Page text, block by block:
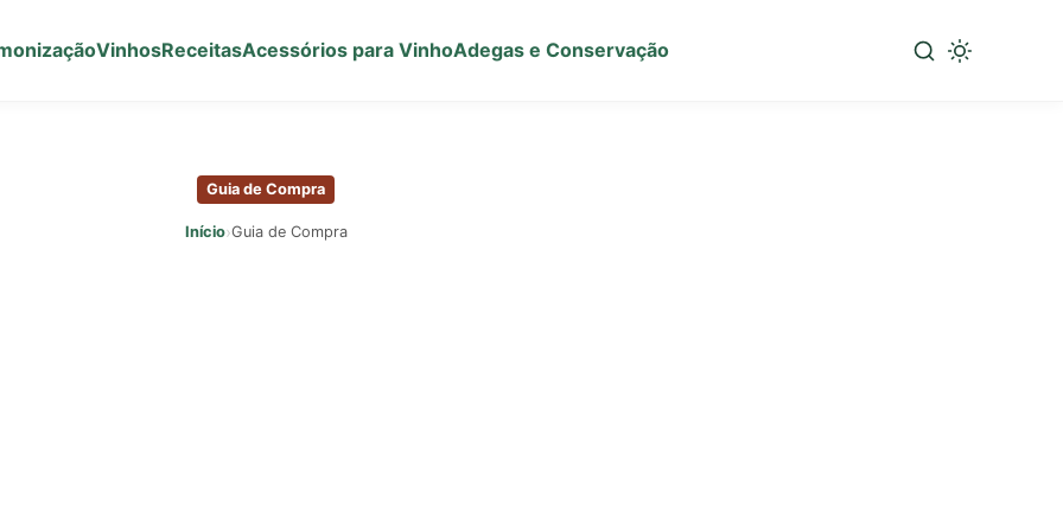
VinhosReceitasAcessórios para VinhoAdegas e Conservação
Guia de Compra
Início›Guia de Compra